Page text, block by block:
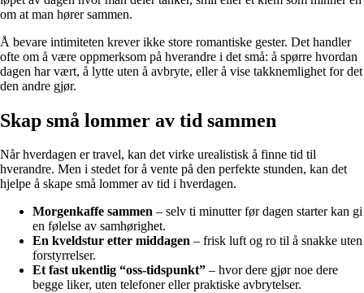
om at man hører sammen.
Å bevare intimiteten krever ikke store romantiske gester. Det handler
ofte om å være oppmerksom på hverandre i det små: å spørre hvordan
dagen har vært, å lytte uten å avbryte, eller å vise takknemlighet for det
den andre gjør.
Skap små lommer av tid sammen
Når hverdagen er travel, kan det virke urealistisk å finne tid til
hverandre. Men i stedet for å vente på den perfekte stunden, kan det
hjelpe å skape små lommer av tid i hverdagen.
Morgenkaffe sammen – selv ti minutter før dagen starter kan gi
en følelse av samhørighet.
En kveldstur etter middagen – frisk luft og ro til å snakke uten
forstyrrelser.
Et fast ukentlig “oss-tidspunkt” – hvor dere gjør noe dere
begge liker, uten telefoner eller praktiske avbrytelser.